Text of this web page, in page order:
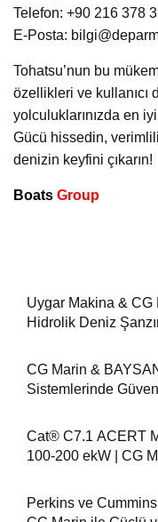
Telefon: +90 216 378
E-Posta:
Tohatsu’nun bu
özellikleri ve kullanıcı
yolculuklarınızda en
Gücü hissedin,
denizin keyfini çıkarın!
Boats Group
Uygar Makina & CG
Hidrolik Deniz
CG Marin &
Sistemlerinde
Cat® C7.1 ACERT
100-200 ekW | CG
Perkins ve Cummins